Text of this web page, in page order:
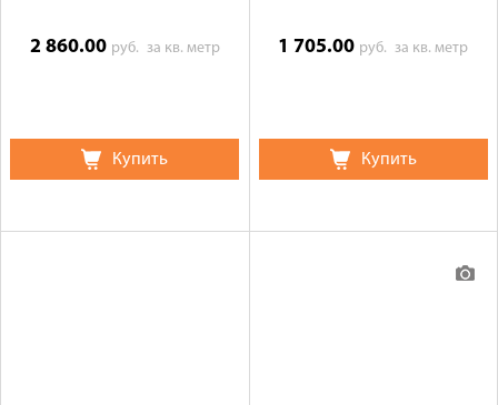
2 860.00 руб. за кв. метр
Купить
1 705.00 руб.за кв. метр
Купить